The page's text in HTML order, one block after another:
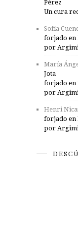
Pérez
Un cura
Sofía
forjado en
por
María
Jota
forjado en
por
Henri
forjado en
por